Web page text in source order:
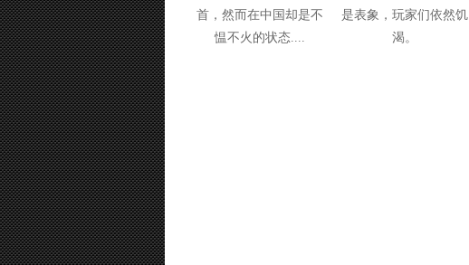
首，然而在中国却是不
愠不火的状态....
是表象，玩家们依然饥
渴。